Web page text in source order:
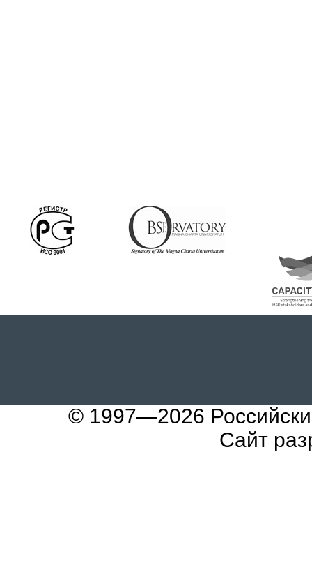
© 1997—2026
Сайт